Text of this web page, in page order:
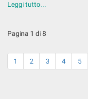
Leggi tutto...
Pagina 1 di 8
1 2 3 4 5